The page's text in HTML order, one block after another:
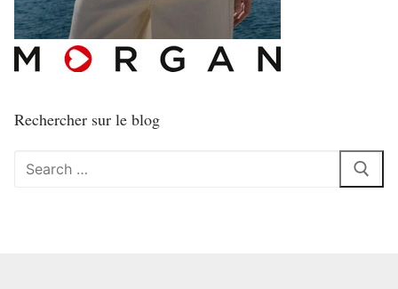
Rechercher sur le blog
Rechercher